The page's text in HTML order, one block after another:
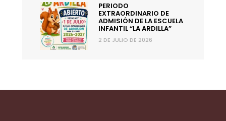
PERIODO
EXTRAORDINARIO DE
ADMISIÓN DE LA ESCUELA
INFANTIL “LA ARDILLA”
2 DE JULIO DE 2026